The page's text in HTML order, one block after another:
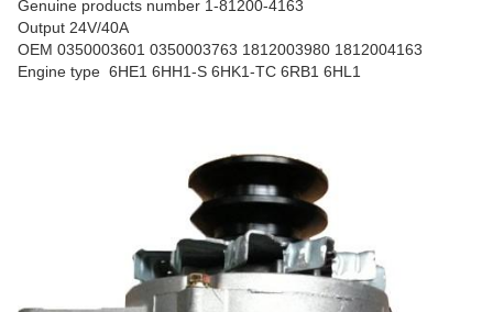
Genuine products number 1-81200-4163
Output 24V/40A
OEM 0350003601 0350003763 181 2003980 1812004163
Engine type 6HE1 6HH1-S 6HK1-TC 6RB1 6HL1